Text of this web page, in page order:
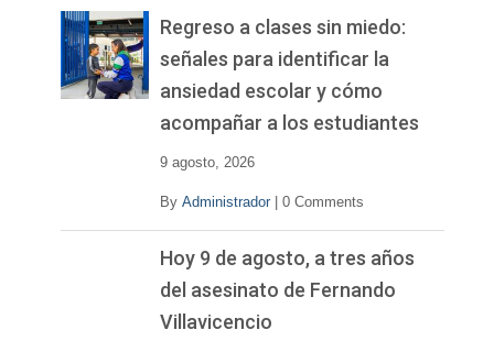
Regreso a clases sin miedo:
señales para identificar la
ansiedad escolar y cómo
acompañar a los estudiantes
9 agosto, 2026
By Administrador 0 Comments
Hoy 9 de agosto, a tres años
del asesinato de Fernando
Villavicencio